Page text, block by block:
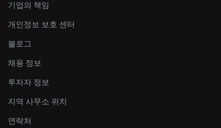
기업의 책임
개인정보 보호 센터
블로그
채용 정보
투자자 정보
지역 사무소 위치
연락처